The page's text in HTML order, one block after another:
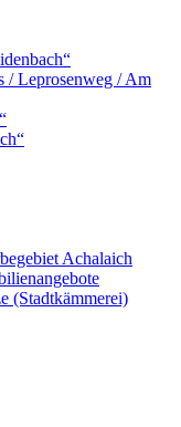
/ Leprosenweg / Am
Achalaich
(Stadtkämmerei)